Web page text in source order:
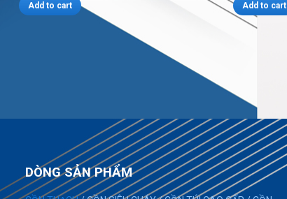
Add to cart Add to cart
DÒNG SẢN PHẨM